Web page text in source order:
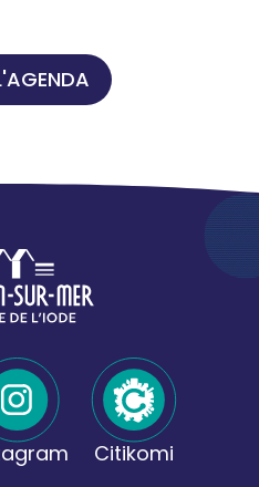
Citikomi